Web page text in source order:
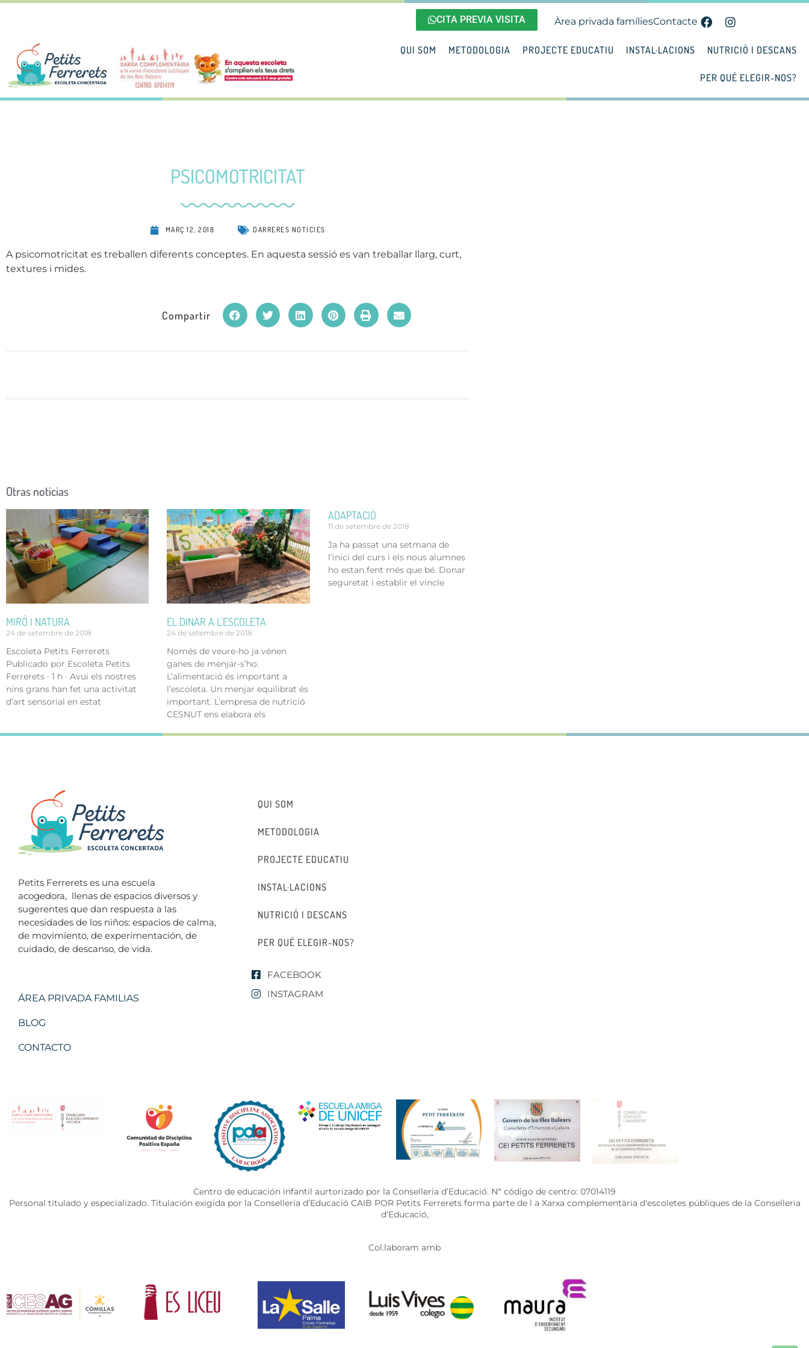
CITA PREVIA VISITA Àrea privada famíliesContacte
QUI SOM METODOLOGIA PROJECTE EDUCATIU INSTAL·LACIONS NUTRICIÓ I DESCANS
PER QUÉ ELEGIR-NOS?
PSICOMOTRICITAT
MARÇ 12, 2018 DARRERES NOTICIES
A psicomotricitat es treballen diferents conceptes. En aquesta sessió es van treballar llarg, curt,
textures i mides.
Compartir
Otras noticias
MIRÓ I NATURA
24 de setembre de 2018
Escoleta Petits Ferrerets
Publicado por Escoleta Petits
Ferrerets · 1 h · Avui els nostres
nins grans han fet una activitat
d’art sensorial en estat
EL DINAR A L’ESCOLETA
24 de setembre de 2018
Només de veure-ho ja vénen
ganes de menjar-s’ho.
L’alimentació és important a
l’escoleta. Un menjar equilibrat és
important. L’empresa de nutrició
CESNUT ens elabora els
ADAPTACIÓ
11 de setembre de 2018
Ja ha passat una setmana de
l’inici del curs i els nous alumnes
ho estan fent més que bé. Donar
seguretat i establir el vincle
Petits Ferrerets es una escuela
acogedora, llenas de espacios diversos y
sugerentes que dan respuesta a las
necesidades de los niños: espacios de calma,
de movimiento, de experimentación, de
cuidado, de descanso, de vida.
ÁREA PRIVADA FAMILIAS
BLOG
CONTACTO
QUI SOM
METODOLOGIA
PROJECTE EDUCATIU
INSTAL·LACIONS
NUTRICIÓ I DESCANS
PER QUÉ ELEGIR-NOS?
FACEBOOK
INSTAGRAM
Centro de educación infantil aurtorizado por la Conselleria d’Educació. Nª código de centro: 07014119
Personal titulado y especializado. Titulación exigida por la Conselleria d’Educació CAIB POR Petits Ferrerets forma parte de l a Xarxa complementària d'escoletes públiques de la Conselleria
d'Educació,
Col.laboram amb